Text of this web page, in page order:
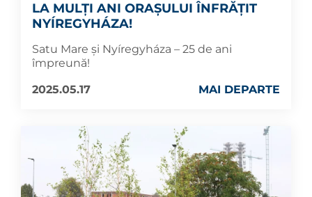
LA MULȚI ANI ORAȘULUI ÎNFRĂȚIT
NYÍREGYHÁZA!
Satu Mare și Nyíregyháza – 25 de ani
împreună!
2025.05.17
MAI DEPARTE